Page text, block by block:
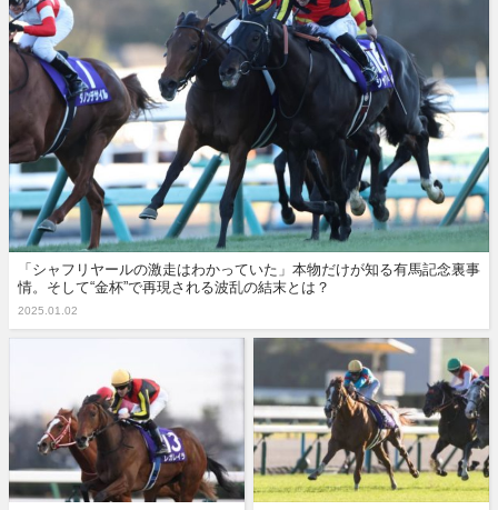
「シャフリヤールの激走はわかっていた」本物だけが知る有馬記念裏事
情。そして“金杯”で再現される波乱の結末とは？
2025.01.02